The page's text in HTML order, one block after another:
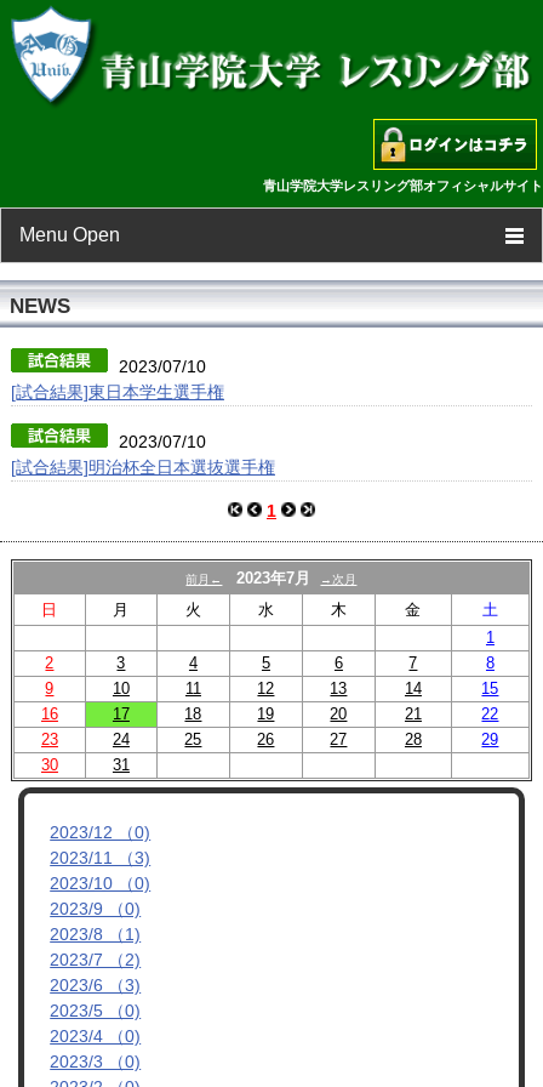
青山学院大学レスリング部オフィシャルサイト
Menu Open
TOP
新着情報
スケジュール
選手一覧
OBへのお知らせ
リンク集
NEWS
2023/07/10
[試合結果]東日本学生選手権
2023/07/10
[試合結果]明治杯全日本選抜選手権
1
前月← 2023年7月 →次月
日 月 火 水 木 金
土
1
2
3 4 5 6 7
8
9
10 11 12 13 14
15
16
17 18 19 20 21
22
23
24 25 26 27 28
29
30
31
2023/12 （0)
2023/11 （3)
2023/10 （0)
2023/9 （0)
2023/8 （1)
2023/7 （2)
2023/6 （3)
2023/5 （0)
2023/4 （0)
2023/3 （0)